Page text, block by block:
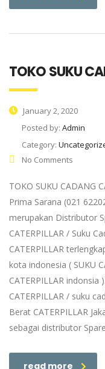
TOKO SUKU
January 2, 2020
Posted by: Admin
Category:
No Comments
TOKO SUKU CADANG
Prima Sarana (021
merupakan Distributor
CATERPILLAR / Suku
CATERPILLAR
kota indonesia ( SUKU
CATERPILLAR
CATERPILLAR / suku
Berat CATERPILLAR
sebagai distributor
read more